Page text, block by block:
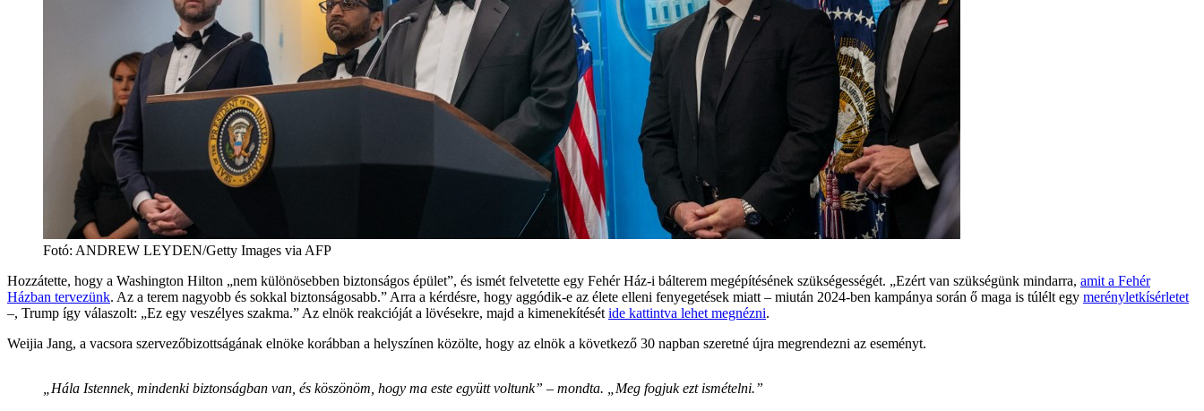
Fotó: ANDREW LEYDEN/Getty Images via AFP
Hozzátette, hogy a Washington Hilton „nem különösebben biztonságos épület”, és ismét felvetette egy Fehér Ház-i bálterem megépítésének szükségességét. „Ezért van szükségünk mindarra, amit a Fehér
Házban tervezünk. Az a terem nagyobb és sokkal biztonságosabb.” Arra a kérdésre, hogy aggódik-e az élete elleni fenyegetések miatt – miután 2024-ben kampánya során ő maga is túlélt egy merényletkísérletet
–, Trump így válaszolt: „Ez egy veszélyes szakma.” Az elnök reakcióját a lövésekre, majd a kimenekítését ide kattintva lehet megnézni.
Weijia Jang, a vacsora szervezőbizottságának elnöke korábban a helyszínen közölte, hogy az elnök a következő 30 napban szeretné újra megrendezni az eseményt.
„Hála Istennek, mindenki biztonságban van, és köszönöm, hogy ma este együtt voltunk” – mondta. „Meg fogjuk ezt ismételni.”